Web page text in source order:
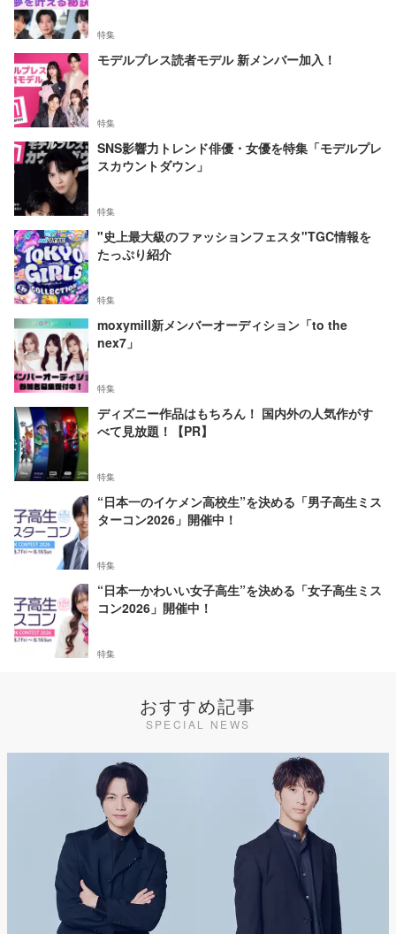
特集
モデルプレス読者モデル 新メンバー加入！
特集
SNS影響力トレンド俳優・女優を特集「モデルプレ
スカウントダウン」
特集
"史上最大級のファッションフェスタ"TGC情報を
たっぷり紹介
特集
moxymill新メンバーオーディション「to the
nex7」
特集
ディズニー作品はもちろん！ 国内外の人気作がす
べて見放題！【PR】
特集
“日本一のイケメン高校生”を決める「男子高生ミス
ターコン2026」開催中！
特集
“日本一かわいい女子高生”を決める「女子高生ミス
コン2026」開催中！
特集
おすすめ記事
SPECIAL NEWS